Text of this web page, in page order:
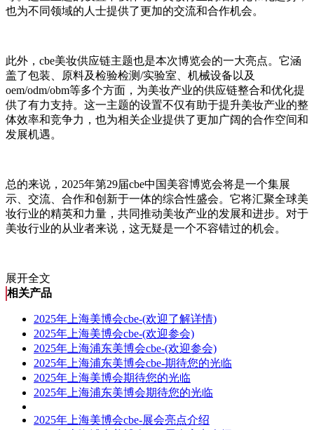
也为不同领域的人士提供了更加的交流和合作机会。
此外，cbe美妆供应链主题也是本次博览会的一大亮点。它涵
盖了包装、原料及检验检测/实验室、机械设备以及
oem/odm/obm等多个方面，为美妆产业的供应链整合和优化提
供了有力支持。这一主题的设置不仅有助于提升美妆产业的整
体效率和竞争力，也为相关企业提供了更加广阔的合作空间和
发展机遇。
总的来说，2025年第29届cbe中国美容博览会将是一个集展
示、交流、合作和创新于一体的综合性盛会。它将汇聚全球美
妆行业的精英和力量，共同推动美妆产业的发展和进步。对于
美妆行业的从业者来说，这无疑是一个不容错过的机会。
展开全文
相关产品
2025年上海美博会cbe-(欢迎了解详情)
2025年上海美博会cbe-(欢迎参会)
2025年上海浦东美博会cbe-(欢迎参会)
2025年上海浦东美博会cbe-期待您的光临
2025年上海美博会期待您的光临
2025年上海浦东美博会期待您的光临
2025年上海美博会cbe-展会亮点介绍